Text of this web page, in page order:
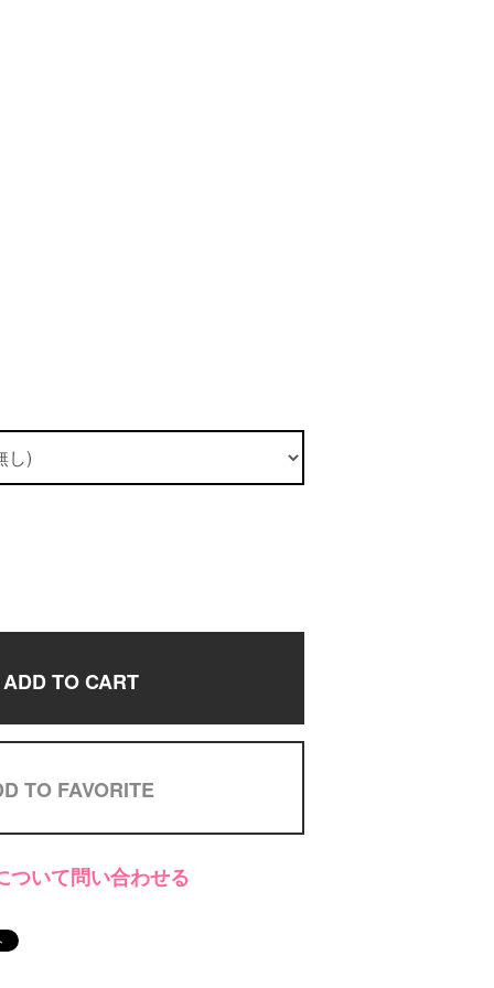
ADD TO CART
TO FAVORITE
ついて問い合わせる